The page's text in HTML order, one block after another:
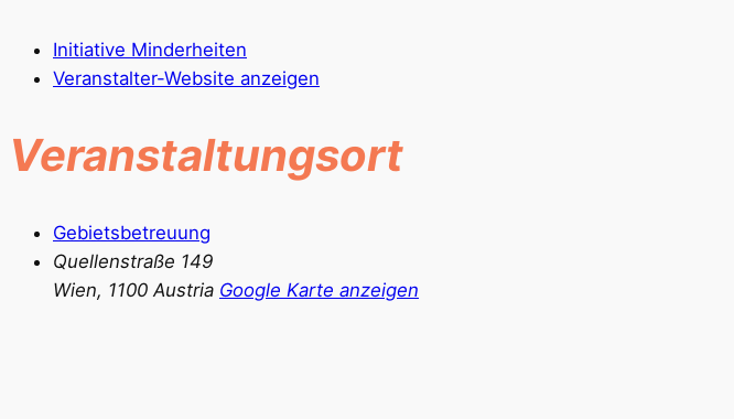
Initiative Minderheiten
Veranstalter-Website anzeigen
Veranstaltungsort
Gebietsbetreuung
Quellenstraße 149
Wien, 1100 Austria Google Karte anzeigen